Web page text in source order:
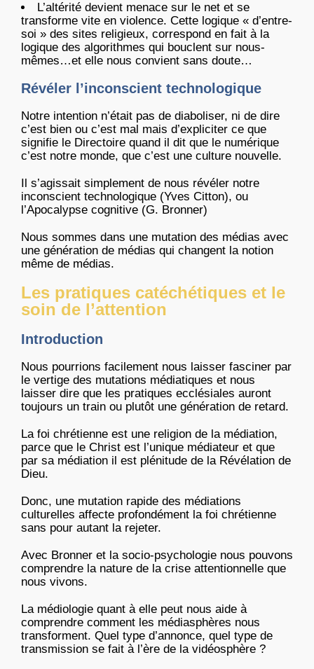
L’altérité devient menace sur le net et se
transforme vite en violence. Cette logique « d’entre-
soi » des sites religieux, correspond en fait à la
logique des algorithmes qui bouclent sur nous-
mêmes…et elle nous convient sans doute…
Révéler l’inconscient technologique
Notre intention n’était pas de diaboliser, ni de dire
c’est bien ou c’est mal mais d’expliciter ce que
signifie le Directoire quand il dit que le numérique
c’est notre monde, que c’est une culture nouvelle.
Il s’agissait simplement de nous révéler notre
inconscient technologique (Yves Citton), ou
l’Apocalypse cognitive (G. Bronner)
Nous sommes dans une mutation des médias avec
une génération de médias qui changent la notion
même de médias.
Les pratiques catéchétiques et le
soin de l’attention
Introduction
Nous pourrions facilement nous laisser fasciner par
le vertige des mutations médiatiques et nous
laisser dire que les pratiques ecclésiales auront
toujours un train ou plutôt une génération de retard.
La foi chrétienne est une religion de la médiation,
parce que le Christ est l’unique médiateur et que
par sa médiation il est plénitude de la Révélation de
Dieu.
Donc, une mutation rapide des médiations
culturelles affecte profondément la foi chrétienne
sans pour autant la rejeter.
Avec Bronner et la socio-psychologie nous pouvons
comprendre la nature de la crise attentionnelle que
nous vivons.
La médiologie quant à elle peut nous aide à
comprendre comment les médiasphères nous
transforment. Quel type d’annonce, quel type de
transmission se fait à l’ère de la vidéosphère ?